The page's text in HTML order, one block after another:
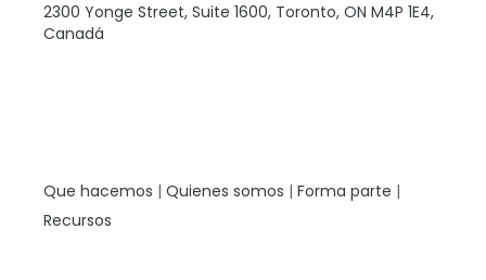
2300 Yonge Street, Suite 1600, Toronto, ON M4P 1E4,
Canadá
Que hacemos |Quienes somos |Forma parte |
Recursos